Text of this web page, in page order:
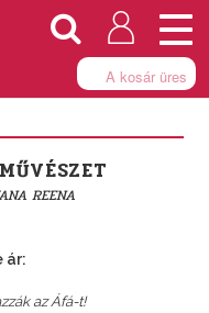
A kosár üres
REENA
ár:
az Áfá-t!